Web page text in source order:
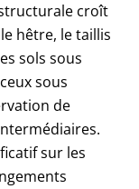
croît
hêtre, le taillis
sols sous
sous
de
sur les